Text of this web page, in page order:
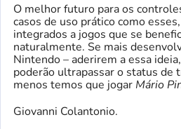
O melhor futuro para os
casos de uso prático como
integrados a jogos que se
naturalmente. Se mais
Nintendo – aderirem a essa
poderão ultrapassar o status de
menos temos que jogar Mário
Giovanni Colantonio.